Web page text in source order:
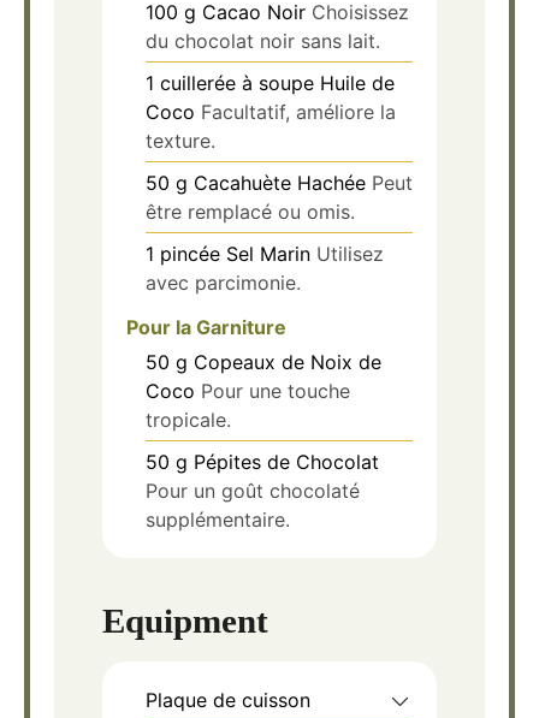
100 g Cacao Noir Choisissez
du chocolat noir sans lait.
1 cuillerée à soupe Huile de
Coco Facultatif, améliore la
texture.
50 g Cacahuète Hachée Peut
être remplacé ou omis.
1 pincée Sel Marin Utilisez
avec parcimonie.
Pour la Garniture
50 g Copeaux de Noix de
Coco Pour une touche
tropicale.
50 g Pépites de Chocolat
Pour un goût chocolaté
supplémentaire.
Equipment
Plaque de cuisson